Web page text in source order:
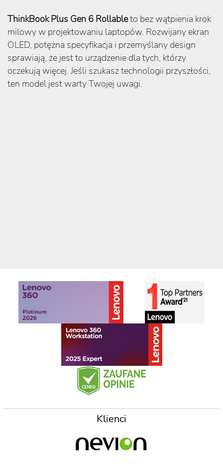
ThinkBook Plus Gen 6 Rollableto bez wątpienia krok
milowy w projektowaniu laptopów. Rozwijany ekran
OLED, potężna specyfikacja i przemyślany design
sprawiają, że jest to urządzenie dla tych, którzy
oczekują więcej. Jeśli szukasz technologii przyszłości,
ten model jest warty Twojej uwagi.
Klienci